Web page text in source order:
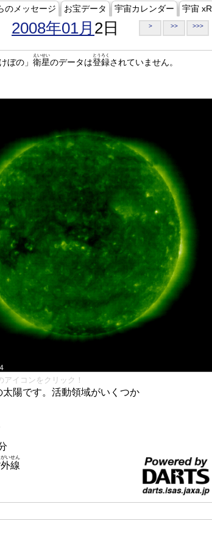
のメッセージ お宝データ 宇宙カレンダー 宇宙 xR
2008年01月 2日 > >> >>>
ぼの」 衛星
えいせい
のデータは登録
とうろく
されていません。
イコンをクリック！
太陽です。活動領域がいくつか
線
いせん